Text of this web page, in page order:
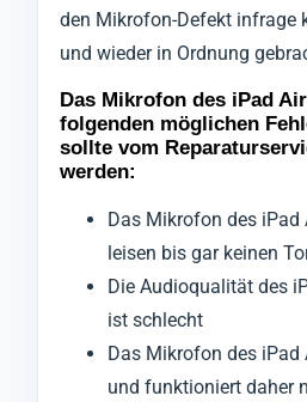
den Mikrofon-Defekt infrage
und wieder in Ordnung
Das Mikrofon des iPad
folgenden möglichen
sollte vom
werden:
Das Mikrofon des iPad
leisen bis gar keinen
Die Audioqualität des
ist schlecht
Das Mikrofon des
und funktioniert daher